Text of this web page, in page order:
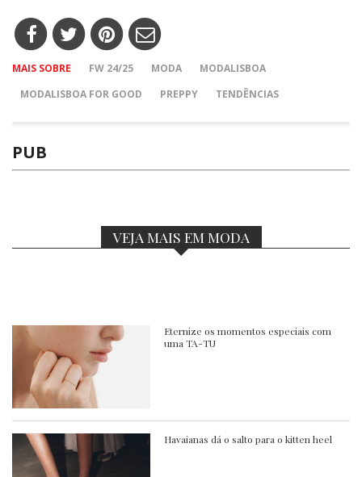
MAIS SOBRE FW 24/25 MODA
MODALISBOA
MODALISBOA FOR GOOD
PREPPY TENDÊNCIAS
PUB
VEJA MAIS EM MODA
Eternize os momentos especiais com
uma TA-TU
Havaianas dá o salto para o kitten heel